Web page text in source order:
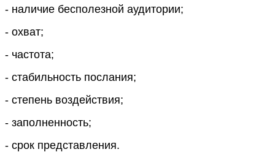
- наличие бесполезной аудитории;
- охват;
- частота;
- стабильность послания;
- степень воздействия;
- заполненность;
- срок представления.